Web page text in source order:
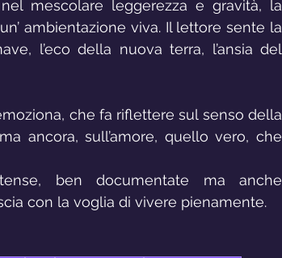
mescolare leggerezza e gravità, la
ambientazione viva. Il lettore sente la
l’eco della nuova terra, l’ansia del
che fa riflettere sul senso della
ancora, sull’amore, quello vero, che
ben documentate ma anche
con la voglia di vivere pienamente.